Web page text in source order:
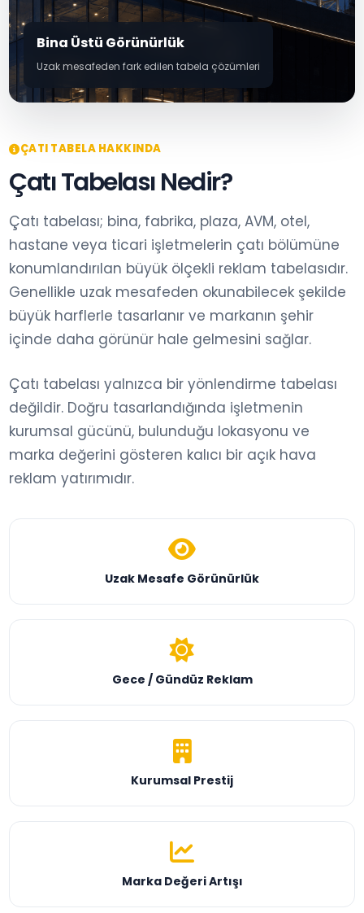
Bina Üstü Görünürlük
Uzak mesafeden fark edilen tabela çözümleri
ÇATI TABELA HAKKINDA
Çatı Tabelası Nedir?
Çatı tabelası; bina, fabrika, plaza, AVM, otel,
hastane veya ticari işletmelerin çatı bölümüne
konumlandırılan büyük ölçekli reklam tabelasıdır.
Genellikle uzak mesafeden okunabilecek şekilde
büyük harflerle tasarlanır ve markanın şehir
içinde daha görünür hale gelmesini sağlar.
Çatı tabelası yalnızca bir yönlendirme tabelası
değildir. Doğru tasarlandığında işletmenin
kurumsal gücünü, bulunduğu lokasyonu ve
marka değerini gösteren kalıcı bir açık hava
reklam yatırımıdır.
Uzak Mesafe Görünürlük
Gece / Gündüz Reklam
Kurumsal Prestij
Marka Değeri Artışı